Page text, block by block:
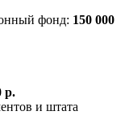
фонд: 150 000
р.
и штата